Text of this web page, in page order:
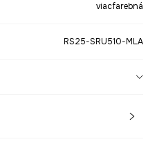
viacfarebná
RS25-SRU510-MLA